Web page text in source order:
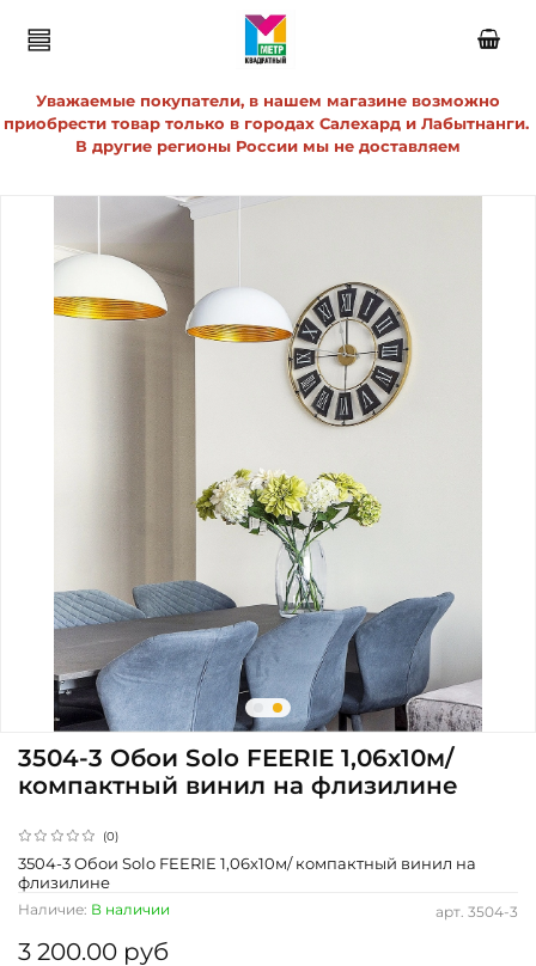
Уважаемые покупатели, в нашем магазине возможно
приобрести товар только в городах Салехард и Лабытнанги.
В другие регионы России мы не доставляем
(0)
арт. 3504-3
Наличие: В наличии
3504-3 Обои Solo FEERIE 1,06х10м/
компактный винил на флизилине
3 200.00 руб
3504-3 Обои Solo FEERIE 1,06х10м/ компактный винил на
флизилине